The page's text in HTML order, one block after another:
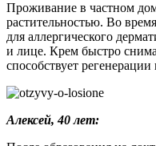
Проживание в частном
растительностью. Во
для аллергического
и лице. Крем быстро
способствует
Алексей, 40 лет: